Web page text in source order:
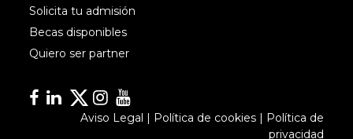
Solicita tu admisión
Becas disponibles
Quiero ser partner
Facebook
Linkedin
Linkedin
Instagram
Aviso Legal Política de cookies|
Política de
privacidad